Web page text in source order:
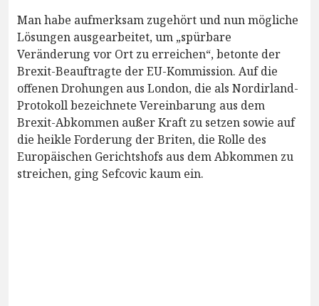
Man habe aufmerksam zugehört und nun mögliche
Lösungen ausgearbeitet, um „spürbare
Veränderung vor Ort zu erreichen“, betonte der
Brexit-Beauftragte der EU-Kommission. Auf die
offenen Drohungen aus London, die als Nordirland-
Protokoll bezeichnete Vereinbarung aus dem
Brexit-Abkommen außer Kraft zu setzen sowie auf
die heikle Forderung der Briten, die Rolle des
Europäischen Gerichtshofs aus dem Abkommen zu
streichen, ging Sefcovic kaum ein.